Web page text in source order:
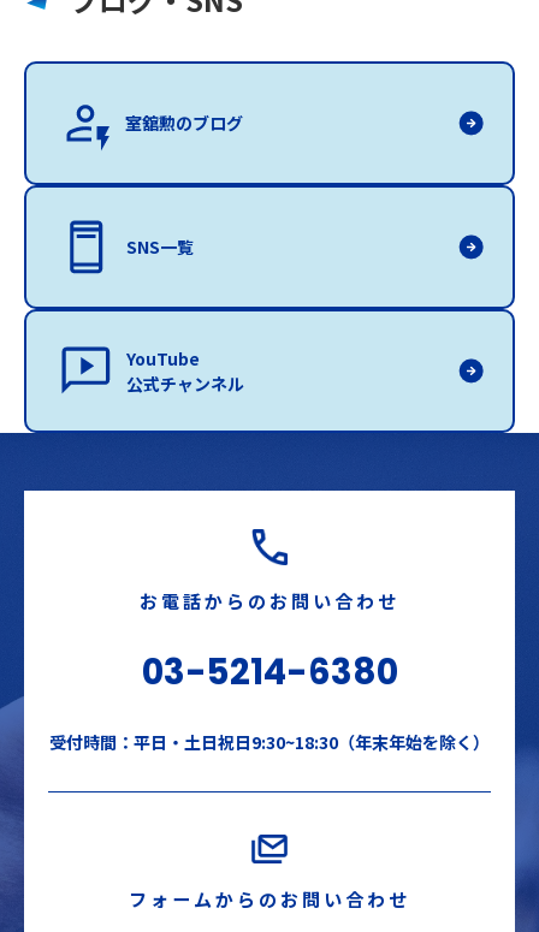
室舘勲のブログ
SNS一覧
YouTube
公式チャンネル
お電話からのお問い合わせ
03-5214-6380
受付時間：平日・土日祝日9:30~18:30（年末年始を除く）
フォームからのお問い合わせ